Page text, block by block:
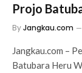
Projo
ByJangkau.com
Jangkau.com –
Batubara Heru